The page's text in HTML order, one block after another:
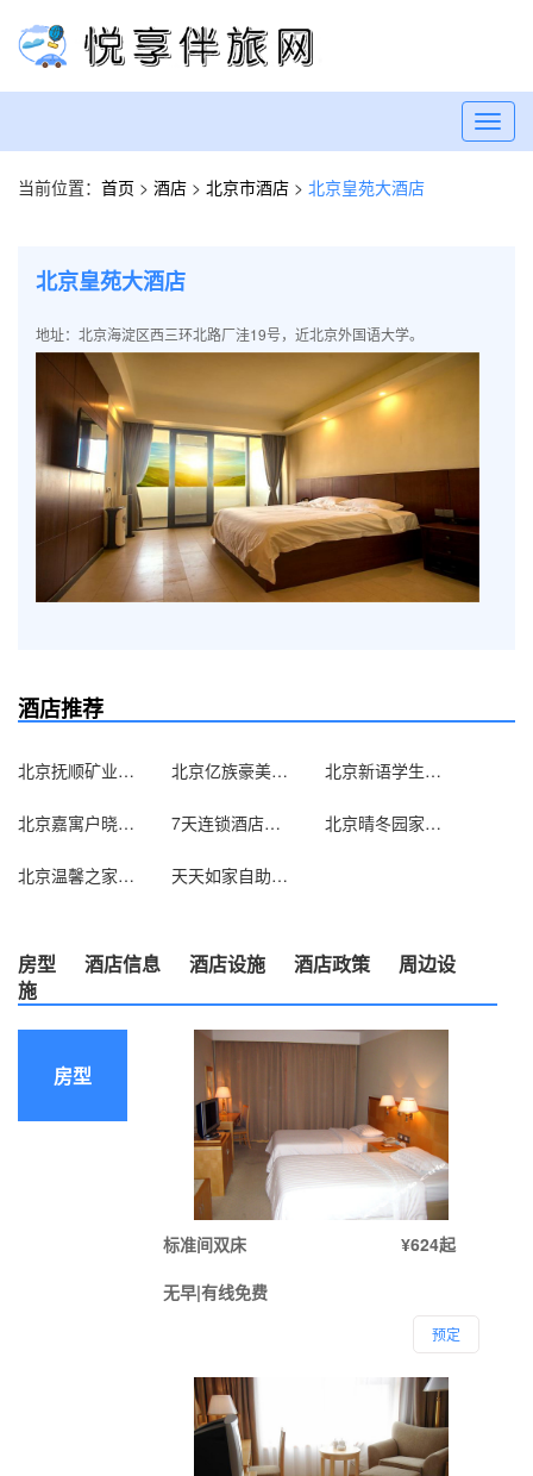
当前位置： 首页 > 酒店 > 北京市酒店 > 北京皇苑大酒店
北京皇苑大酒店
地址：北京海淀区西三环北路厂洼19号，近北京外国语大学。
酒店推荐
北京抚顺矿业集团北京办事处 北京亿族豪美宾馆 北京新语学生求职公寓
北京嘉寓户晓酒店式公寓（原家喻户晓酒店式公寓） 7天连锁酒店（北京双井地铁家乐福店） 北京晴冬园家庭旅馆
北京温馨之家旅馆 天天如家自助服务式公寓（北京西直门店）
房型 酒店信息 酒店设施 酒店政策
周边设
施
房型
标准间双床
¥624起
无早|有线免费
预定